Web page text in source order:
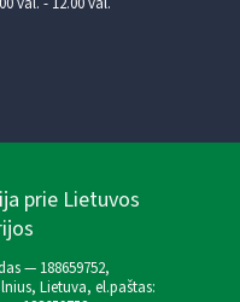
prie Lietuvos
— 188659752,
Lietuva, el.paštas: